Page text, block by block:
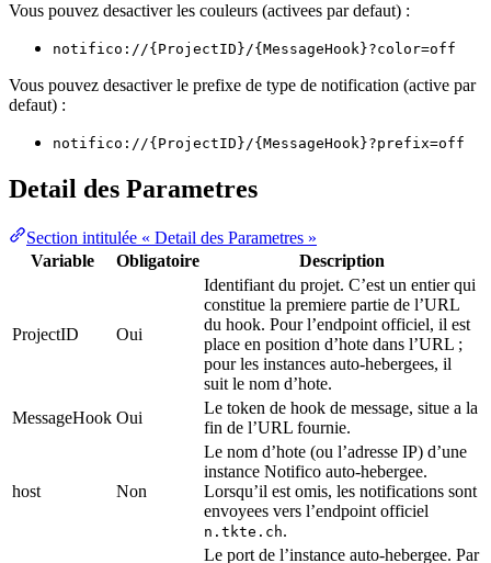
Vous pouvez desactiver les couleurs (activees par defaut) :
notifico://{ProjectID}/{MessageHook}?color=off
Vous pouvez desactiver le prefixe de type de notification (active par
defaut) :
notifico://{ProjectID}/{MessageHook}?prefix=off
Detail des Parametres
Section intitulée « Detail des Parametres »
Variable
Obligatoire Description
ProjectID Oui
Identifiant du projet. C’est un entier qui
constitue la premiere partie de l’URL
du hook. Pour l’endpoint officiel, il est
place en position d’hote dans l’URL ;
pour les instances auto-hebergees, il
suit le nom d’hote.
MessageHook Oui
Le token de hook de message, situe a la
fin de l’URL fournie.
host Non
Le nom d’hote (ou l’adresse IP) d’une
instance Notifico auto-hebergee.
Lorsqu’il est omis, les notifications sont
envoyees vers l’endpoint officiel
n.tkte.ch.
Le port de l’instance auto-hebergee. Par